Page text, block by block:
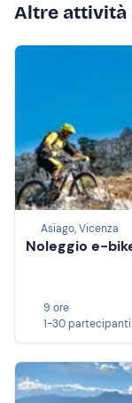
Altre attività
Asiago, Vicenza
Noleggio e-
9 ore
1-30 partecipanti